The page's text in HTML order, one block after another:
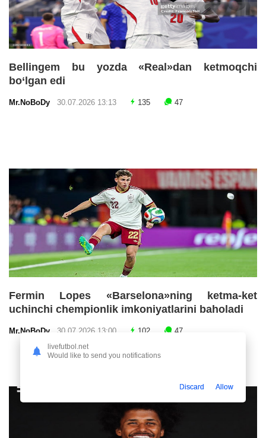
Bellingem bu yozda «Real»dan ketmoqchi
bo‘lgan edi
Mr.NoBoDy 30.07.2026 13:13 135 47
Fermin Lopes «Barselona»ning ketma-ket
uchinchi chempionlik imkoniyatlarini baholadi
Mr.NoBoDy 30.07.2026 13:00 102 47
livefutbol.net
Would like to send you notifications
Discard Allow